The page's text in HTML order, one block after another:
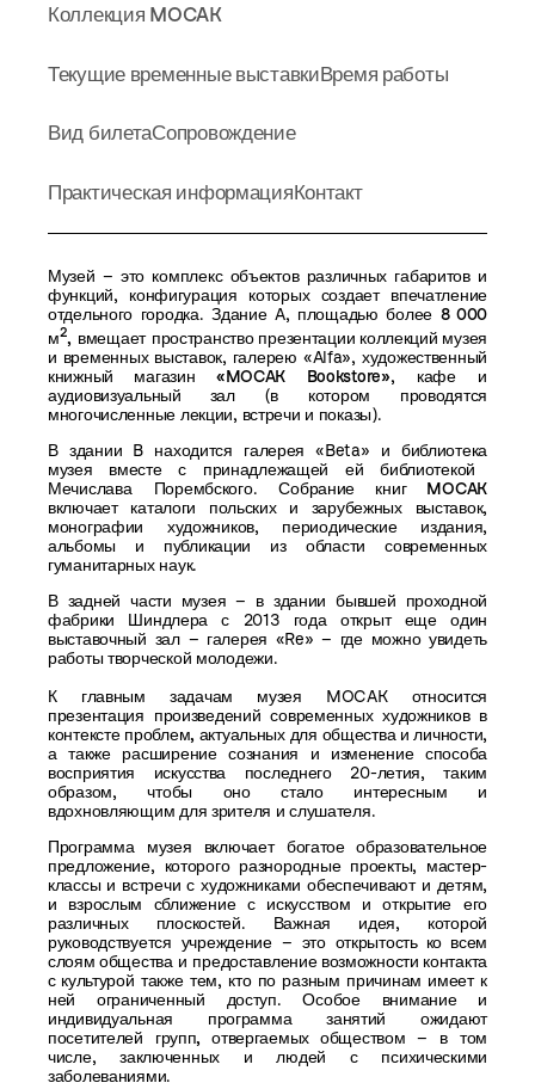
Коллекция MOCAK
Текущие временные выставкиВремя работы
Вид билетаСопровождение
Практическая информацияКонтакт
Музей – это комплекс объектов различных габаритов и
функций, конфигурация которых создает впечатление
отдельного городка. Здание A, площадью более 8 000
м2, вмещает пространство презентации коллекций музея
и временных выставок, галерею «Alfa», художественный
книжный магазин «MOCAK Bookstore», кафеи
аудиовизуальный зал(в котором проводятся
многочисленные лекции, встречи и показы).
В здании B находится галерея «Beta» и библиотека
музея вместе с принадлежащей ей библиотекой
Мечислава Порембского.Собрание книг MOCAK
включает каталоги польских и зарубежных выставок,
монографии художников, периодические издания,
альбомы и публикации из области современных
гуманитарных наук.
В задней части музея – в здании бывшей проходной
фабрики Шиндлера с 2013 года открыт еще один
выставочный зал – галерея «Re» – где можно увидеть
работы творческой молодежи.
К главным задачам музея MOCAK относится
презентация произведений современных художников в
контексте проблем, актуальных для общества и личности,
а также расширение сознания и изменение способа
восприятия искусства последнего 20-летия, таким
образом, чтобы оно стало интересным и
вдохновляющим для зрителя и слушателя.
Программа музея включает богатоеобразовательное
предложение, которого разнородные проекты, мастер-
классы и встречи с художниками обеспечивают и детям,
и взрослым сближение с искусством и открытие его
различных плоскостей. Важная идея, которой
руководствуется учреждение – это открытость ко всем
слоям обществаи предоставление возможности контакта
с культурой также тем, кто по разным причинам имеет к
ней ограниченный доступ. Особое внимание и
индивидуальная программа занятий ожидают
посетителей групп, отвергаемых обществом – в том
числе, заключенных и людей с психическими
заболеваниями.